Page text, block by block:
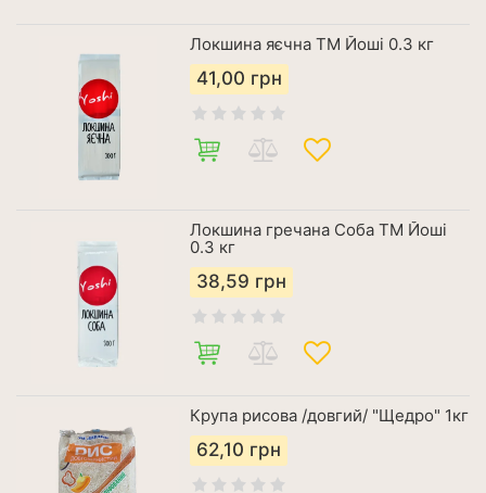
Локшина яєчна ТМ Йоші 0.3 кг
41,00 грн
Локшина гречана Соба ТМ Йоші
0.3 кг
38,59 грн
Крупа рисова /довгий/ "Щедро" 1кг
62,10 грн